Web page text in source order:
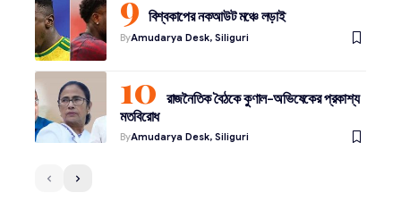
বিশ্বকাপের নকআউট মঞ্চে লড়াই
ByAmudarya Desk, Siliguri
রাজনৈতিক বৈঠকে কুণাল-অভিষেকের প্রকাশ্য
মতবিরোধ
ByAmudarya Desk, Siliguri